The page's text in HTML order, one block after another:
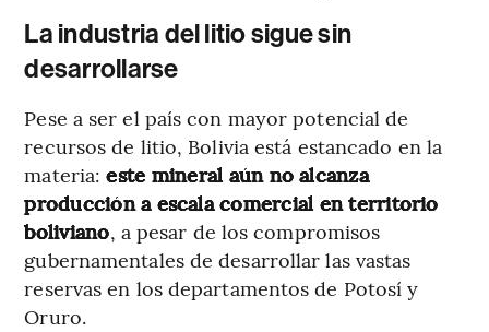
La industria del litio sigue sin
desarrollarse
Pese a ser el país con mayor potencial de
recursos de litio, Bolivia está estancado en la
materia: este mineral aún no alcanza
producción a escala comercial en territorio
boliviano, a pesar de los compromisos
gubernamentales de desarrollar las vastas
reservas en los departamentos de Potosí y
Oruro.